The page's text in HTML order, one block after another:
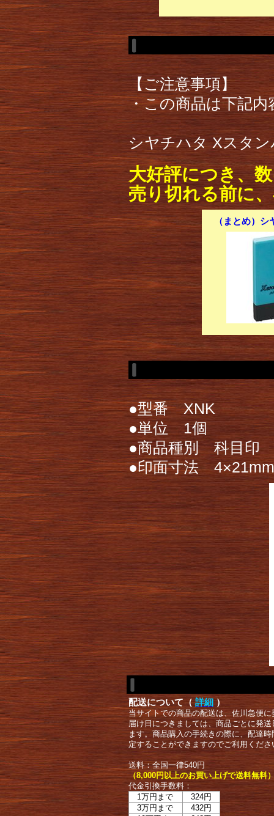
【ご注意事項】
・この商品は下記
シヤチハタ Xスタン
大好評につき、
売り切れる前に
（まとめ）
●型番 XNK
●単位 1個
●商品種別 科目印
●印面寸法 4×21mm
配送について（ 詳細 ）
当サイトでの商品の配送は、佐川急便
届け日につきましては、商品ごとに発
ます。商品購入の手続きの際に、配達
定することができますのでご利用くださ
送料：全国一律540円
（8,000円以上のお買い上げで送料無料
代金引換手数料：
1万円まで
324円
3万円まで
432円